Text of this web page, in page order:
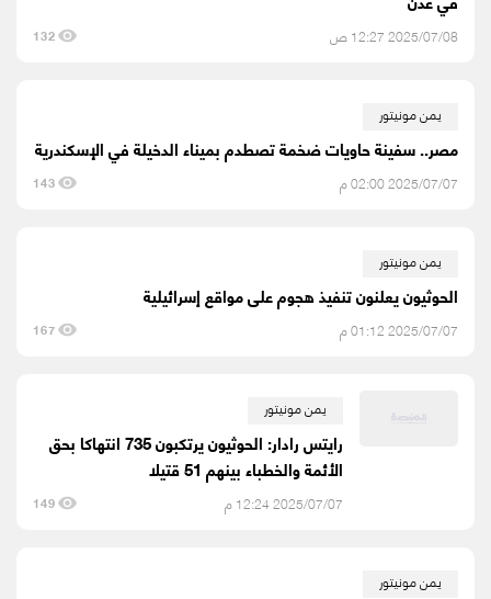
2025/07/08 12:27 ص 132
يمن مونيتور
مصر.. سفينة حاويات ضخمة تصطدم بميناء الدخيلة في الإسكندرية
2025/07/07 02:00 م 143
يمن مونيتور
الحوثيون يعلنون تنفيذ هجوم على مواقع إسرائيلية
2025/07/07 01:12 م 167
يمن مونيتور
رايتس رادار: الحوثيون يرتكبون 735 انتهاكا بحق
الأئمة والخطباء بينهم 51 قتيلا
2025/07/07 12:24 م 149
يمن مونيتور